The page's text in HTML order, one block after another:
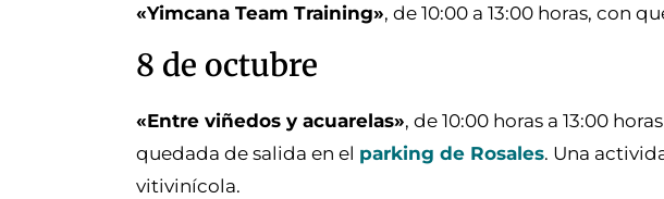
«Yimcana Team Training», de 10:00 a 13:00 horas, con
8 de octubre
«Entre viñedos y acuarelas», de 10:00 horas a 13:00
quedada de salida en el parking de Rosales. Una
vitivinícola.